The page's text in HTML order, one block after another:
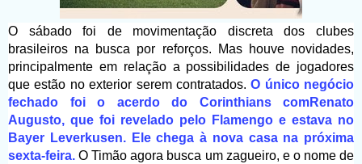
O sábado foi de movimentação discreta dos clubes
brasileiros na busca por reforços. Mas houve novidades,
principalmente em relação a possibilidades de jogadores
que estão no exterior serem contratados.O único negócio
fechado foi o acerdo do Corinthians comRenato
Augusto, que foi revelado pelo Flamengo e estava no
Bayer Leverkusen. Ele chega à nova casa na próxima
sexta-feira. O Timão agora busca um zagueiro, e o nome de